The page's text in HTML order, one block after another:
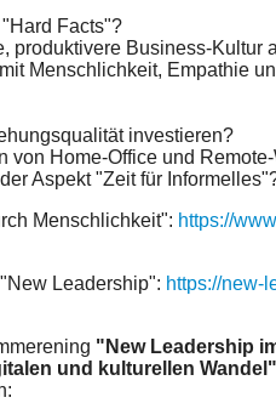
Facts"?
produktivere Business-Kultur
Menschlichkeit, Empathie
investieren?
von Home-Office und
Aspekt "Zeit für
Menschlichkeit": https://
Leadership": https://new-
"New Leadership
und kulturellen Wandel"